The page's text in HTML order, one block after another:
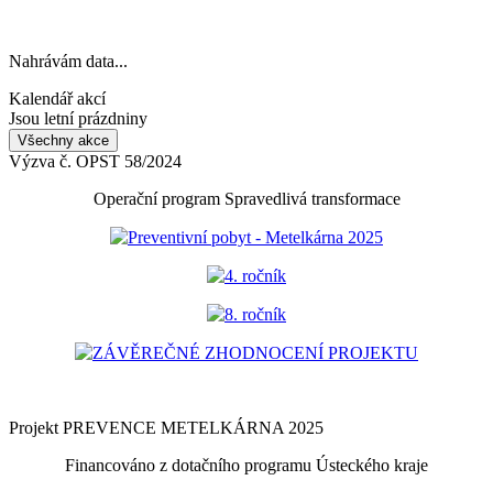
Nahrávám data...
Kalendář akcí
Jsou letní prázdniny
Všechny akce
Výzva č. OPST 58/2024
Operační program Spravedlivá transformace
Preventivní pobyt - Metelkárna 2025
4. ročník
8. ročník
ZÁVĚREČNÉ ZHODNOCENÍ PROJEKTU
Projekt PREVENCE METELKÁRNA 2025
Financováno z dotačního programu Ústeckého kraje